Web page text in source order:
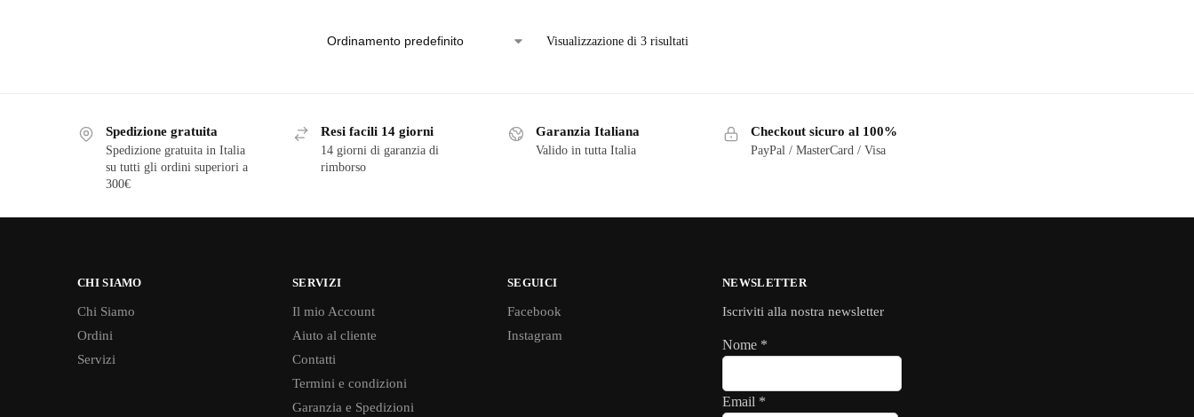
Visualizzazione di 3 risultati
Spedizione gratuita
Spedizione gratuita in Italia
su tutti gli ordini superiori a
300€
Resi facili 14 giorni
14 giorni di garanzia di
rimborso
Garanzia Italiana
Valido in tutta Italia
Checkout sicuro al 100%
PayPal / MasterCard / Visa
CHI SIAMO
Chi Siamo
Ordini
Servizi
SERVIZI
Il mio Account
Aiuto al cliente
Contatti
Termini e condizioni
Garanzia e Spedizioni
SEGUICI
Facebook
Instagram
NEWSLETTER
Iscriviti alla nostra newsletter
Nome *
Email *